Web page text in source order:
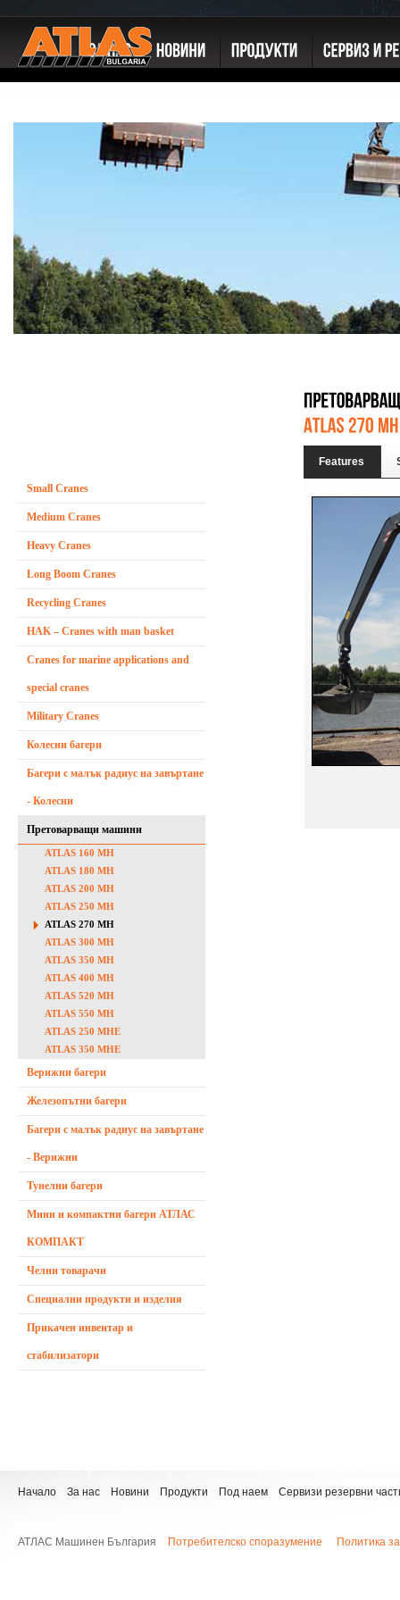
Small Cranes
Medium Cranes
Heavy Cranes
Long Boom Cranes
Recycling Cranes
HAK – Cranes with man basket
Cranes for marine applications and
special cranes
Military Cranes
Колесни багери
Багери с малък радиус на завъртане
- Колесни
Претоварващи машини
ATLAS 160 MH
ATLAS 180 MH
ATLAS 200 MH
ATLAS 250 MH
ATLAS 270 MH
ATLAS 300 MH
ATLAS 350 MH
ATLAS 400 MH
ATLAS 520 MH
ATLAS 550 MH
ATLAS 250 MHE
ATLAS 350 MHE
Верижни багери
Железопътни багери
Багери с малък радиус на завъртане
- Верижни
Тунелни багери
Мини и компактни багери АТЛАС
КОМПАКТ
Челни товарачи
Специални продукти и изделия
Прикачен инвентар и
стабилизатори
Features
Начало За нас Новини Продукти Под наем Сервизи резервни
АТЛАС Машинен България Потребителско споразумение Политика